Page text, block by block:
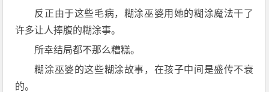
反正由于这些毛病，糊涂巫婆用她的糊涂魔法干了
许多让人捧腹的糊涂事。
所幸结局都不那么糟糕。
糊涂巫婆的这些糊涂故事，在孩子中间是盛传不衰
的。